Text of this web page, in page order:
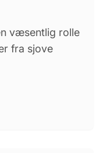
væsentlig rolle
fra sjove